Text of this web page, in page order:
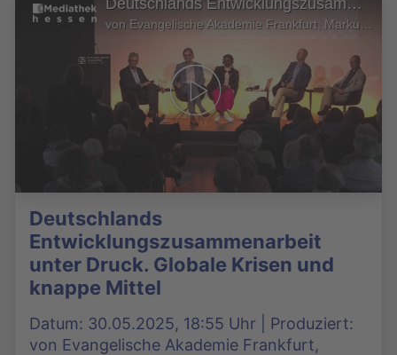
Deutschlands Entwicklungszusammenarbeit unter Druck. Globale Krisen und knappe Mittel
von Evangelische Akademie Frankfurt, Markus Schmid
Deutschlands
Entwicklungszusammenarbeit
unter Druck. Globale Krisen und
knappe Mittel
Datum: 30.05.2025, 18:55 Uhr | Produziert:
von Evangelische Akademie Frankfurt,